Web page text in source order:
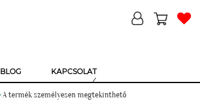
BLOG KAPCSOLAT
A termék személyesen megtekinthető